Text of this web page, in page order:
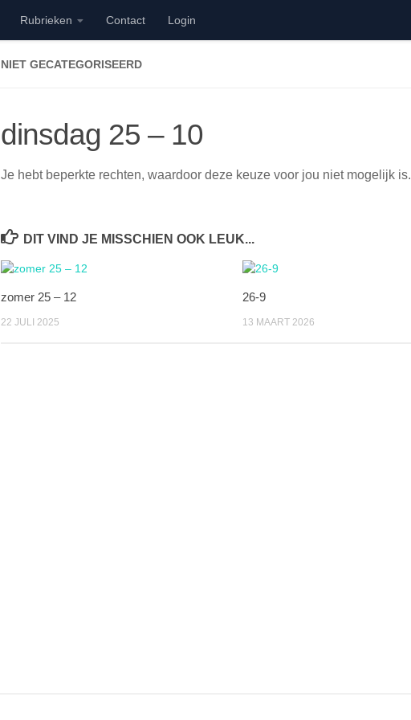
Rubrieken Contact Login
NIET GECATEGORISEERD
dinsdag 25 – 10
Je hebt beperkte rechten, waardoor deze keuze voor jou niet mogelijk is.
DIT VIND JE MISSCHIEN OOK LEUK...
zomer 25 – 12
22 JULI 2025
26-9
13 MAART 2026